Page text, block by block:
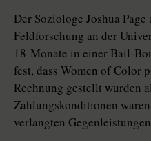
Der Soziologe Joshua
Feldforschung an der
18 Monate in einer Bail-
fest, dass Women of Color
Rechnung gestellt wurden
Zahlungskonditionen
verlangten